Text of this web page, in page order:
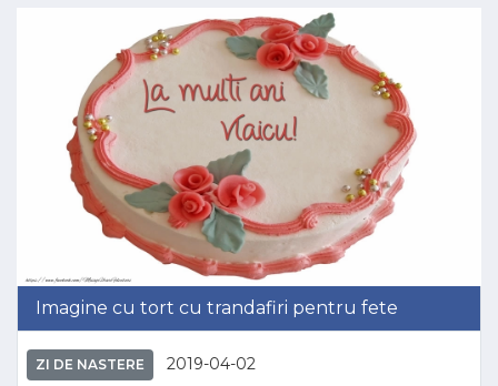
Imagine cu tort cu trandafiri pentru fete
ZI DE NASTERE 2019-04-02